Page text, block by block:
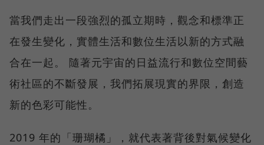
當我們走出一段強烈的孤立期時，觀念和標準正
在發生變化，實體生活和數位生活以新的方式融
合在一起。 隨著元宇宙的日益流行和數位空間藝
術社區的不斷發展，我們拓展現實的界限，創造
新的色彩可能性。
2019 年的「珊瑚橘」，就代表著背後對氣候變化